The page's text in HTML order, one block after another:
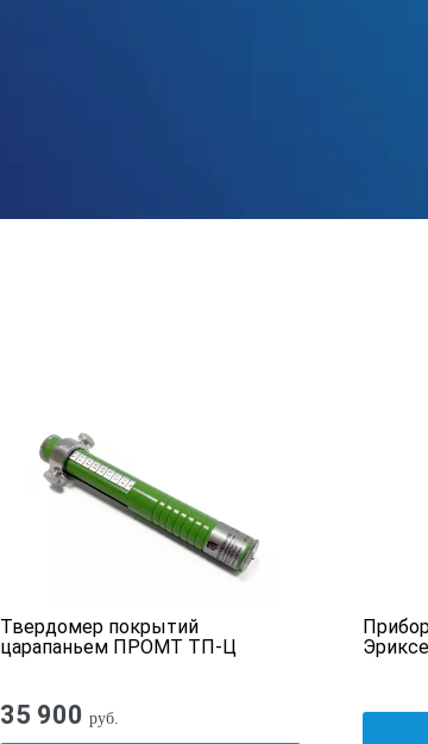
Твердомер покрытий
царапаньем ПРОМТ ТП-Ц
35 900 руб.